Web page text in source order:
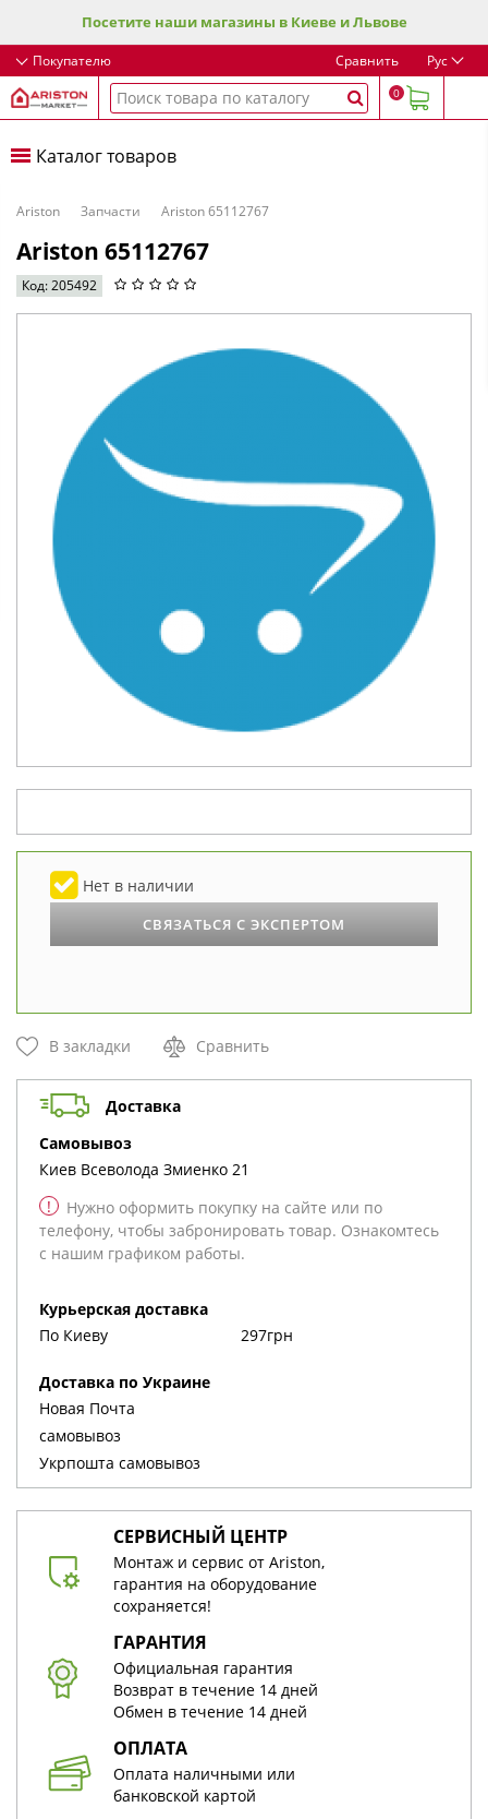
Посетите наши магазины в Киеве и Львове
Покупателю Сравнить Рус
0
Каталог товаров
Ariston Запчасти Ariston 65112767
Ariston 65112767
Код: 205492
Нет в наличии
СВЯЗАТЬСЯ С ЭКСПЕРТОМ
В закладки Сравнить
Доставка
cамовывоз
Киев Всеволода Змиенко 21
!
Нужно оформить покупку на сайте или по
телефону, чтобы забронировать товар. Ознакомтесь
с нашим графиком работы.
Курьерская доставка
По Киеву
297грн
Доставка по Украине
Новая Почта
cамовывоз
Укрпошта cамовывоз
СЕРВИСНЫЙ ЦЕНТР
Монтаж и сервис от Ariston,
гарантия на оборудование
сохраняется!
ГАРАНТИЯ
Официальная гарантия
Возврат в течение 14 дней
Обмен в течение 14 дней
ОПЛАТА
Оплата наличными или
банковской картой